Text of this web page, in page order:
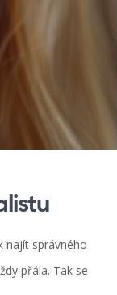
najít správného
přála. Tak se